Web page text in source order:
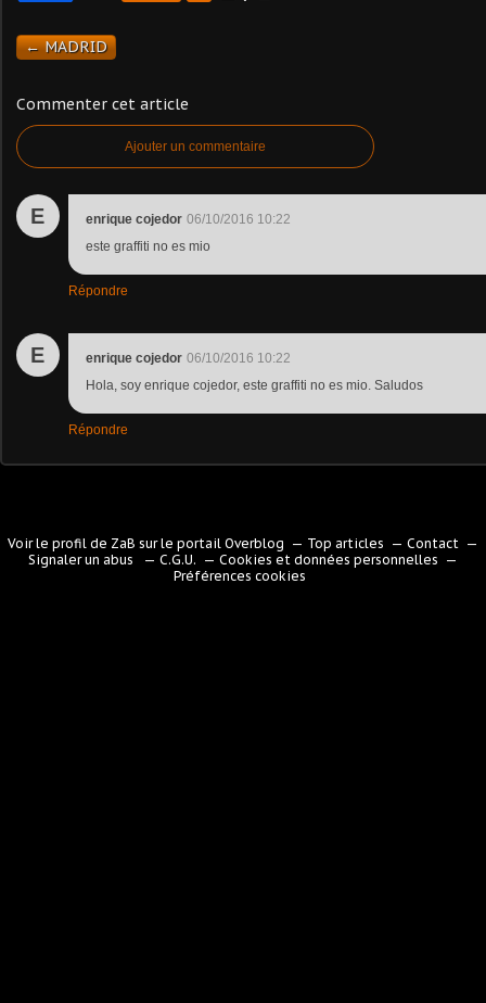
← MADRID
Commenter cet article
Ajouter un commentaire
E enrique cojedor 06/10/2016 10:22
este graffiti no es mio
Répondre
E enrique cojedor 06/10/2016 10:22
Hola, soy enrique cojedor, este graffiti no es mio. Saludos
Répondre
Voir le profil de ZaB sur le portail Overblog Top articles
Contact
Signaler un abus
C.G.U.
Cookies et données personnelles
Préférences cookies